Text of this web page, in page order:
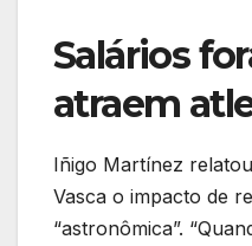
Salários
atraem
Iñigo Martínez
Vasca o impacto de
“astronômica”.